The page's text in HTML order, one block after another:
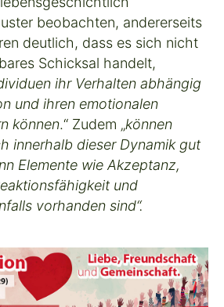
beobachten, andererseits
deutlich, dass es sich nicht
Schicksal handelt,
ihr Verhalten abhängig
und ihren emotionalen
können.“ Zudem „können
innerhalb dieser Dynamik gut
Elemente wie Akzeptanz,
und
vorhanden sind“.